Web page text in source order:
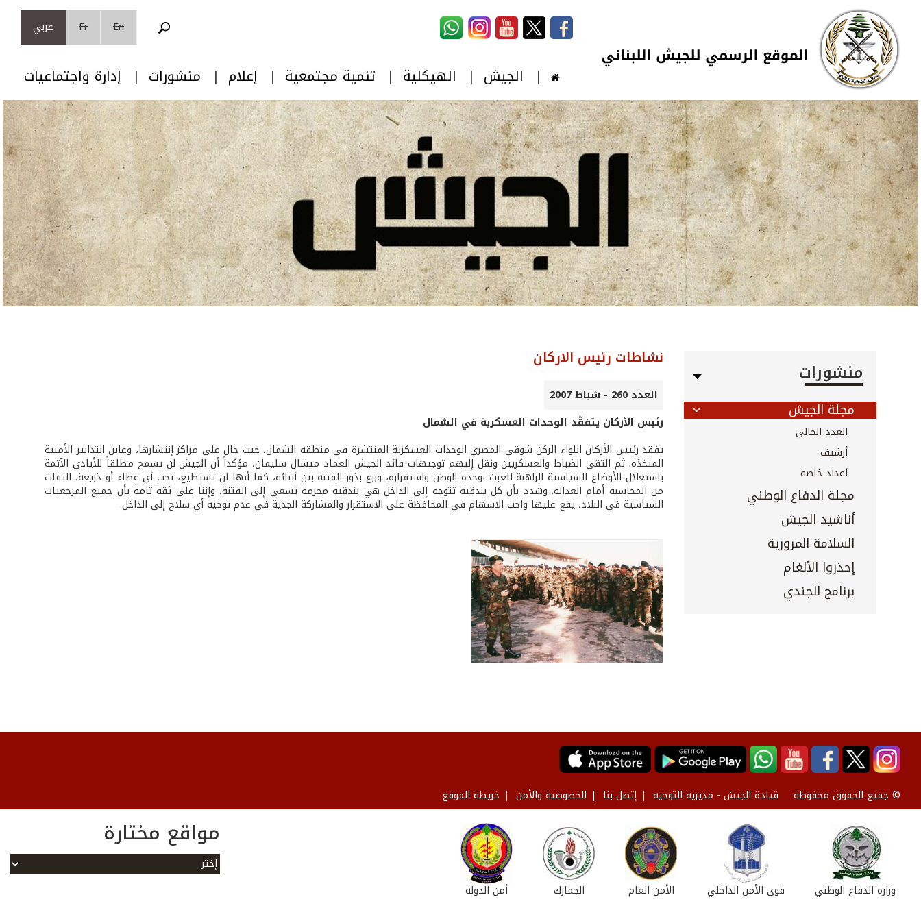
تجاوز إلى المحتوى الرئيسي
Skip to navigation
En
Fr عربي
الجيش الهيكلية تنمية مجتمعية إعلام منشورات إدارة واجتماعيات
منشورات
مجلة الجيش
العدد الحالي
أرشيف
أعداد خاصة
مجلة الدفاع الوطني
أناشيد الجيش
السلامة المرورية
إحذروا الألغام
برنامج الجندي
نشاطات رئيس الاركان
العدد 260 - شباط 2007
رئيس الأركان يتفقّد الوحدات العسكرية في الشمال
تفقد رئيس الأركان اللواء الركن شوقي المصري الوحدات العسكرية المنتشرة في منطقة الشمال، حيث جال على مراكز إنتشارها، وعاين التدابير الأمنية
المتخذة. ثم التقى الضباط والعسكريين ونقل إليهم توجيهات قائد الجيش العماد ميشال سليمان، مؤكداً أن الجيش لن يسمح مطلقاً للأيادي الآثمة
باستغلال الأوضاع السياسية الراهنة للعبث بوحدة الوطن واستقراره، وزرع بذور الفتنة بين أبنائه، كما أنها لن تستطيع، تحت أي غطاء أو ذريعة، التفلت
من المحاسبة أمام العدالة. وشدد بأن كل بندقية تتوجه إلى الداخل هي بندقية مجرمة تسعى إلى الفتنة، وإننا على ثقة تامة بأن جميع المرجعيات
السياسية في البلاد، يقع عليها واجب الاسهام في المحافظة على الاستقرار والمشاركة الجدية في عدم توجيه أي سلاح إلى الداخل.
© جميع الحقوق محفوظة قيادة الجيش - مديرية التوجيه إتصل بنا الخصوصية والأمن خريطة الموقع
أمن الدولة الجمارك الأمن العام قوى الأمن الداخلي وزارة الدفاع الوطني
مواقع مختارة